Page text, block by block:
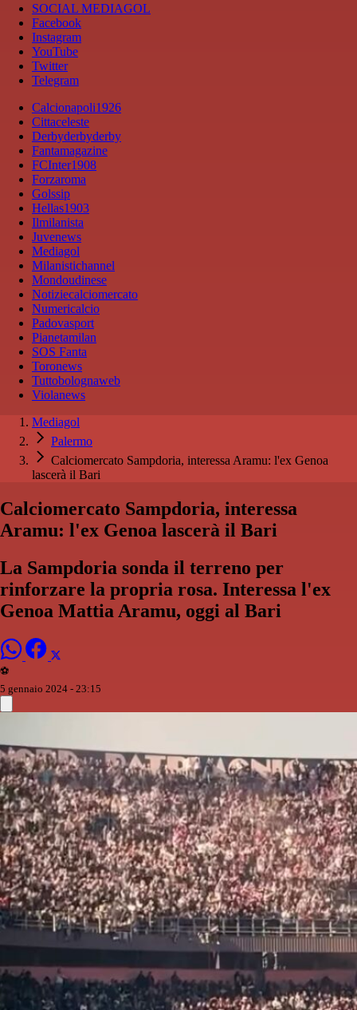
SOCIAL MEDIAGOL
Facebook
Instagram
YouTube
Twitter
Telegram
Calcionapoli1926
Cittaceleste
Derbyderbyderby
Fantamagazine
FCInter1908
Forzaroma
Golssip
Hellas1903
Ilmilanista
Juvenews
Mediagol
Milanistichannel
Mondoudinese
Notiziecalciomercato
Numericalcio
Padovasport
Pianetamilan
SOS Fanta
Toronews
Tuttobolognaweb
Violanews
Mediagol
Palermo
Calciomercato Sampdoria, interessa Aramu: l'ex Genoa
lascerà il Bari
Calciomercato Sampdoria, interessa
Aramu: l'ex Genoa lascerà il Bari
La Sampdoria sonda il terreno per
rinforzare la propria rosa. Interessa l'ex
Genoa Mattia Aramu, oggi al Bari
⚽️
5 gennaio 2024 - 23:15